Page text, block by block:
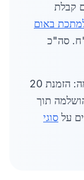
תשלום יתרה 70% עם קבלת
למתכת באום
מעל 1,000 ש"ח. סה"כ
תהליך זה מבטיח שקיפות מלאה. דוגמה: הזמנת 20
תוך
סוגי